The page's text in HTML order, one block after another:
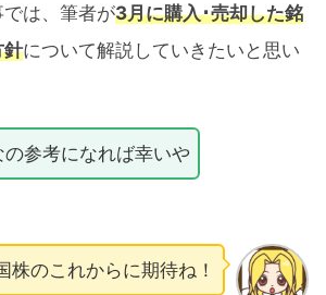
は、筆者が3月に購入･売却した銘
針について解説していきたいと思い
の参考になれば幸いや
株のこれからに期待ね！